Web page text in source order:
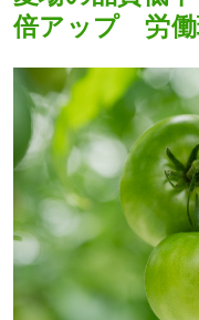
倍アップ 労働